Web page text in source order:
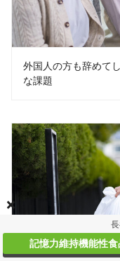
外国人の方も辞めて
な課題
記憶力維持機能性食